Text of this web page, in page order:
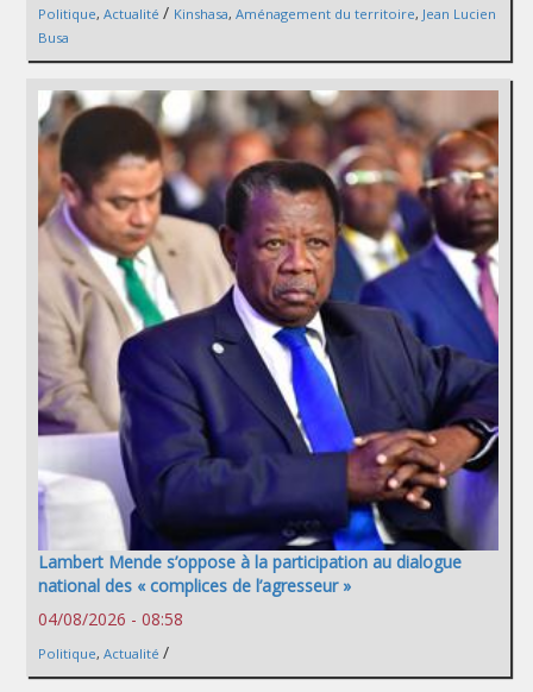
Politique, Actualité / Kinshasa, Aménagement du territoire, Jean Lucien
Busa
Lambert Mende s’oppose à la participation au dialogue
national des « complices de l’agresseur »
04/08/2026 - 08:58
Politique, Actualité /